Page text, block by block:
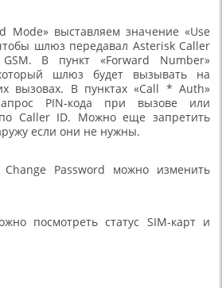
Mode» выставляем значение «Use
шлюз передавал Asterisk Caller
В пункт «Forward Number»
шлюз будет вызывать на
вызовах. В пунктах «Call * Auth»
PIN-кода при вызове или
Caller ID. Можно еще запретить
если они не нужны.
Password можно изменить
посмотреть статус SIM-карт и